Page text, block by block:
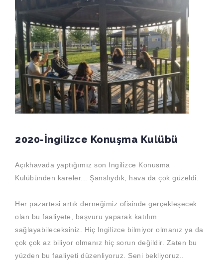
2020-İngilizce Konuşma Kulübü
Açıkhavada yaptığımız son Ingilizce Konusma
Kulübünden kareler... Şanslıydık, hava da çok güzeldi.
Her pazartesi artık derneğimiz ofisinde gerçekleşecek
olan bu faaliyete, başvuru yaparak katılım
sağlayabileceksiniz. Hiç Ingilizce bilmiyor olmanız ya da
çok çok az biliyor olmanız hiç sorun değildir. Zaten bu
yüzden bu faaliyeti düzenliyoruz. Seni bekliyoruz..